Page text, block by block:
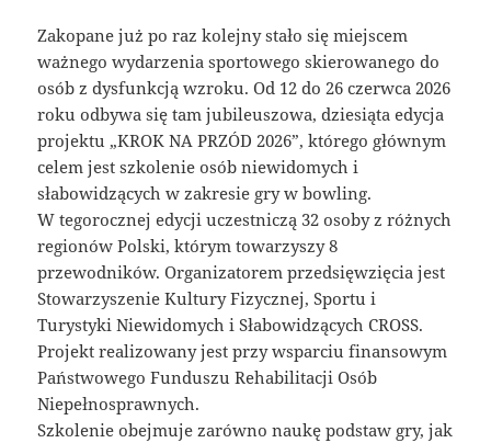
Zakopane już po raz kolejny stało się miejscem
ważnego wydarzenia sportowego skierowanego do
osób z dysfunkcją wzroku. Od 12 do 26 czerwca 2026
roku odbywa się tam jubileuszowa, dziesiąta edycja
projektu „KROK NA PRZÓD 2026”, którego głównym
celem jest szkolenie osób niewidomych i
słabowidzących w zakresie gry w bowling.
W tegorocznej edycji uczestniczą 32 osoby z różnych
regionów Polski, którym towarzyszy 8
przewodników. Organizatorem przedsięwzięcia jest
Stowarzyszenie Kultury Fizycznej, Sportu i
Turystyki Niewidomych i Słabowidzących CROSS.
Projekt realizowany jest przy wsparciu finansowym
Państwowego Funduszu Rehabilitacji Osób
Niepełnosprawnych.
Szkolenie obejmuje zarówno naukę podstaw gry, jak